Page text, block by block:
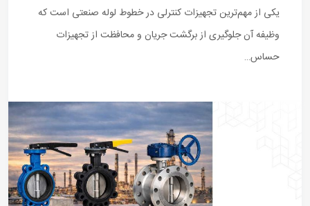
یکی از مهم‌ترین تجهیزات کنترلی در خطوط لوله صنعتی است که
وظیفه آن جلوگیری از برگشت جریان و محافظت از تجهیزات
حساس…